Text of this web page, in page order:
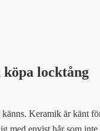
locktång
Keramik är känt
med envist hår som